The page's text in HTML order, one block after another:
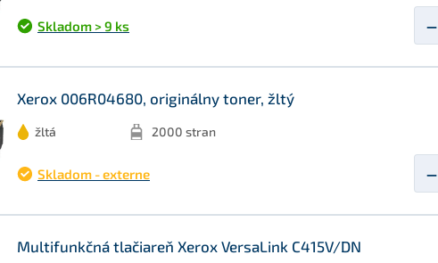
Skladom > 9 ks −
Xerox 006R04680, originálny toner, žltý
žltá 2000 stran
Skladom - externe −
Multifunkčná tlačiareň Xerox VersaLink C415V/DN